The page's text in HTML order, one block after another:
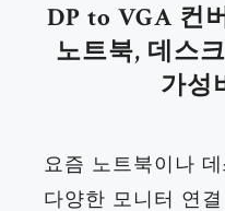
DP to VGA 컨
노트북, 데스
가성
요즘 노트북이나
다양한 모니터 연